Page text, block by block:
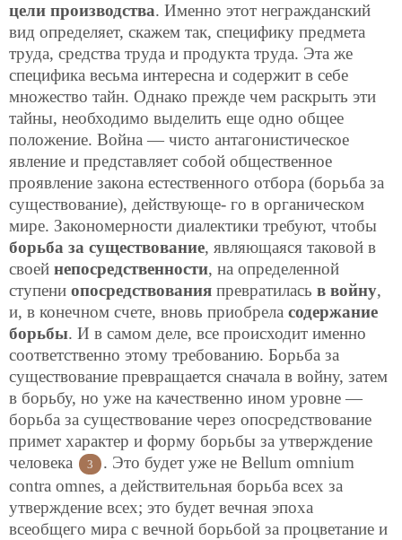
цели производства. Именно этот негражданский
вид определяет, скажем так, специфику предмета
труда, средства труда и продукта труда. Эта же
специфика весьма интересна и содержит в себе
множество тайн. Однако прежде чем раскрыть эти
тайны, необходимо выделить еще одно общее
положение. Война — чисто антагонистическое
явление и представляет собой общественное
проявление закона естественного отбора (борьба за
существование), действующе- го в органическом
мире. Закономерности диалектики требуют, чтобы
борьба за существование, являющаяся таковой в
своей непосредственности, на определенной
ступени опосредствования превратилась в войну,
и, в конечном счете, вновь приобрела содержание
борьбы. И в самом деле, все происходит именно
соответственно этому требованию. Борьба за
существование превращается сначала в войну, затем
в борьбу, но уже на качественно ином уровне —
борьба за существование через опосредствование
примет характер и форму борьбы за утверждение
человека
3
. Это будет уже не Bellum omnium
contra omnes, а действительная борьба всех за
утверждение всех; это будет вечная эпоха
всеобщего мира с вечной борьбой за процветание и